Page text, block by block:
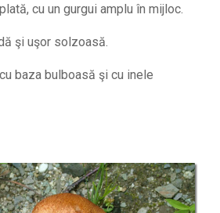
cu un gurgui amplu în mijloc.
şi uşor solzoasă.
baza bulboasă şi cu inele